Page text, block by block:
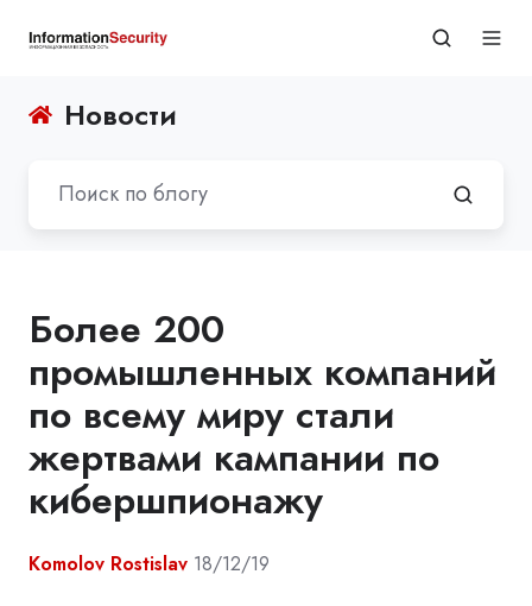
Новости
Более 200
промышленных компаний
по всему миру стали
жертвами кампании по
кибершпионажу
Komolov Rostislav 18/12/19